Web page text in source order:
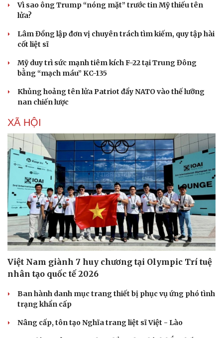
Văn hóa
Văn học
Âm nhạc
Giải trí
Thời trang
Vì sao ông Trump “nóng mặt” trước tin Mỹ thiếu tên
lửa?
Lâm Đồng lập đơn vị chuyên trách tìm kiếm, quy tập hài
cốt liệt sĩ
Mỹ duy trì sức mạnh tiêm kích F-22 tại Trung Đông
bằng “mạch máu” KC-135
Khủng hoảng tên lửa Patriot đẩy NATO vào thế lưỡng
nan chiến lược
XÃ HỘI
Việt Nam giành 7 huy chương tại Olympic Trí tuệ
nhân tạo quốc tế 2026
Ban hành danh mục trang thiết bị phục vụ ứng phó tình
trạng khẩn cấp
Nâng cấp, tôn tạo Nghĩa trang liệt sĩ Việt - Lào